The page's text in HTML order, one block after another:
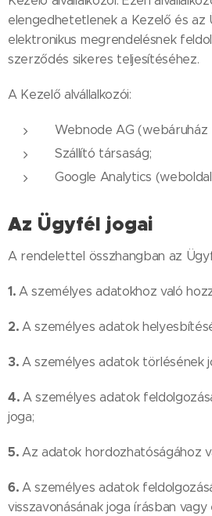
elengedhetetlenek a Kezelő és az
elektronikus megrendelésnek
szerződés sikeres teljesítéséhez.
A Kezelő alvállalkozói:
Webnode AG (webáruház
Szállító társaság;
Google Analytics
Az Ügyfél jogai
A rendelettel összhangban az
1.A személyes adatokhoz való
2.A személyes adatok
3.A személyes adatok törlésének
4.A személyes adatok
joga;
5.Az adatok hordozhatóságához
6.A személyes adatok
visszavonásának joga írásban vagy